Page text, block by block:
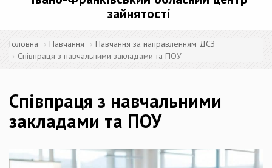
зайнятості
Головна Навчання
Навчання за направленням ДСЗ
Співпраця з навчальними закладами та ПОУ
Співпраця з навчальними
закладами та ПОУ